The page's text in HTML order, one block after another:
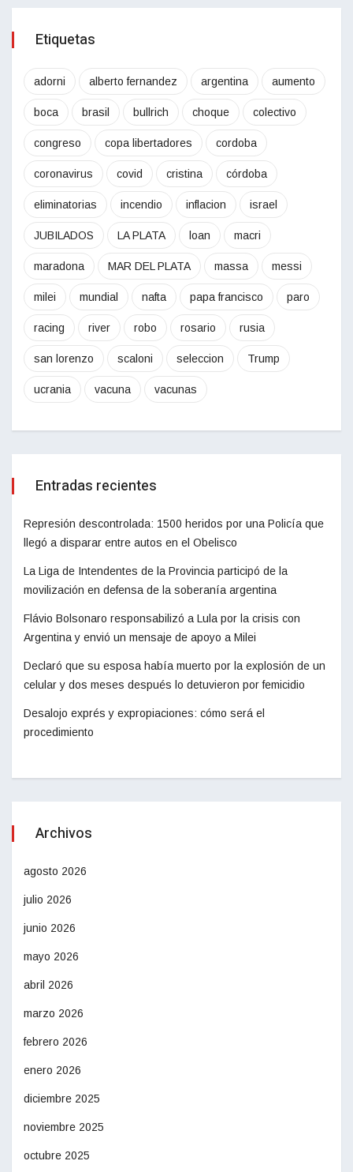
Etiquetas
adorni alberto fernandez argentina aumento
boca brasil bullrich choque colectivo
congreso copa libertadores cordoba
coronavirus covid cristina córdoba
eliminatorias incendio inflacion israel
JUBILADOS LA PLATA loan macri
maradona MAR DEL PLATA massa messi
milei mundial nafta papa francisco paro
racing river robo rosario rusia
san lorenzo scaloni seleccion Trump
ucrania vacuna vacunas
Entradas recientes
Represión descontrolada: 1500 heridos por una Policía que
llegó a disparar entre autos en el Obelisco
La Liga de Intendentes de la Provincia participó de la
movilización en defensa de la soberanía argentina
Flávio Bolsonaro responsabilizó a Lula por la crisis con
Argentina y envió un mensaje de apoyo a Milei
Declaró que su esposa había muerto por la explosión de un
celular y dos meses después lo detuvieron por femicidio
Desalojo exprés y expropiaciones: cómo será el
procedimiento
Archivos
agosto 2026
julio 2026
junio 2026
mayo 2026
abril 2026
marzo 2026
febrero 2026
enero 2026
diciembre 2025
noviembre 2025
octubre 2025